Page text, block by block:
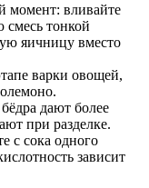
момент: вливайте
тонкой
яичницу вместо
варки овощей,
дают более
при разделке.
с сока одного
зависит